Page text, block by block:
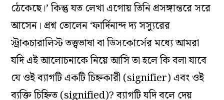
ঠেকেছে।’ কিন্তু যত লেখা এগোয় তিনি প্রসঙ্গান্তরে সরে
আসেন। প্রশ্ন তোলেন ‘ফার্দিনান্দ দ্য সস্যুরের
স্ট্রাকচারালিস্ট তত্ত্বভাষা বা ডিসকোর্সের মধ্যে আমরা
যদি এই আলোচনাকে নিয়ে আসি তা হলে কি বলা যাবে
যে ওই ব্যাগটি একটি চিহ্নকারী (signifier) এবং ওই
ব্যক্তি চিহ্নিত (signified)? ব্যাগটি যদি বলে দেয়